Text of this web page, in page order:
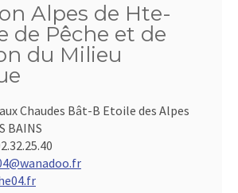
Alpes de Hte-
de Pêche et de
du Milieu
Chaudes Bât-B Etoile des Alpes
BAINS